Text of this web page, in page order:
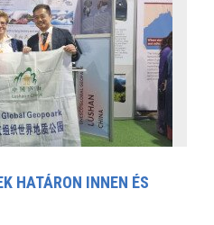
HATÁRON INNEN ÉS